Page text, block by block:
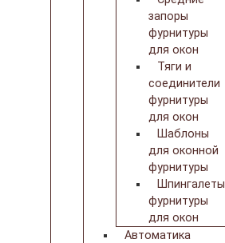
запоры
фурнитуры
для окон
Тяги и
соединители
фурнитуры
для окон
Шаблоны
для оконной
фурнитуры
Шпингалеты
фурнитуры
для окон
Автоматика